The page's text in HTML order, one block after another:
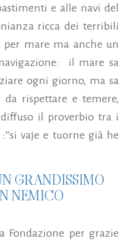
e alle navi del
ricca dei terribili
mare ma anche un
il mare sa
ogni giorno, ma sa
rispettare e temere,
il proverbio tra i
vaje e tuorne già he
GRANDISSIMO
NEMICO
Fondazione per grazie